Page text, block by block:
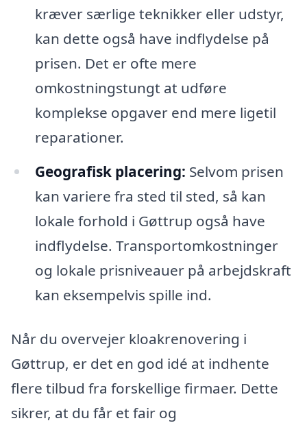
kræver særlige teknikker eller udstyr,
kan dette også have indflydelse på
prisen. Det er ofte mere
omkostningstungt at udføre
komplekse opgaver end mere ligetil
reparationer.
Geografisk placering: Selvom prisen
kan variere fra sted til sted, så kan
lokale forhold i Gøttrup også have
indflydelse. Transportomkostninger
og lokale prisniveauer på arbejdskraft
kan eksempelvis spille ind.
Når du overvejer kloakrenovering i
Gøttrup, er det en god idé at indhente
flere tilbud fra forskellige firmaer. Dette
sikrer, at du får et fair og